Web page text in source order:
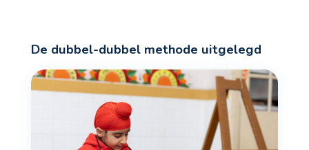
De dubbel-dubbel methode uitgelegd